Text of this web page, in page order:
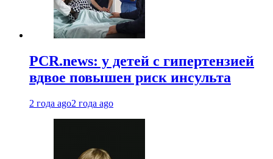
PCR.news: у детей с гипертензией
вдвое повышен риск инсульта
2 года ago2 года ago